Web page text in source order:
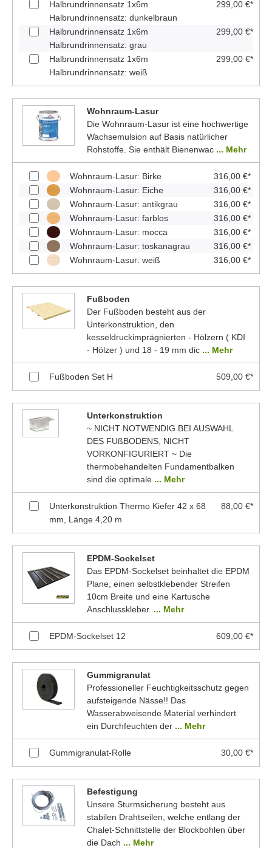
Halbrundrinnensatz 1x6m
Halbrundrinnensatz: dunkelbraun
299,00 €*
Halbrundrinnensatz 1x6m
Halbrundrinnensatz: grau
299,00 €*
Halbrundrinnensatz 1x6m
Halbrundrinnensatz: weiß
299,00 €*
Wohnraum-Lasur
Die Wohnraum-Lasur ist eine hochwertige
Wachsemulsion auf Basis natürlicher
Rohstoffe. Sie enthält Bienenwac ... Mehr
Wohnraum-Lasur: Birke
316,00 €*
Wohnraum-Lasur: Eiche
316,00 €*
Wohnraum-Lasur: antikgrau
316,00 €*
Wohnraum-Lasur: farblos
316,00 €*
Wohnraum-Lasur: mocca
316,00 €*
Wohnraum-Lasur: toskanagrau
316,00 €*
Wohnraum-Lasur: weiß
316,00 €*
Fußboden
Der Fußboden besteht aus der
Unterkonstruktion, den
kesseldruckimprägnierten - Hölzern ( KDI
- Hölzer ) und 18 - 19 mm dic ... Mehr
Fußboden Set H 509,00 €*
Unterkonstruktion
~ NICHT NOTWENDIG BEI AUSWAHL
DES FUßBODENS, NICHT
VORKONFIGURIERT ~ Die
thermobehandelten Fundamentbalken
sind die optimale ... Mehr
Unterkonstruktion Thermo Kiefer 42 x 68
mm, Länge 4,20 m
88,00 €*
EPDM-Sockelset
Das EPDM-Sockelset beinhaltet die EPDM
Plane, einen selbstklebender Streifen
10cm Breite und eine Kartusche
Anschlusskleber. ... Mehr
EPDM-Sockelset 12 609,00 €*
Gummigranulat
Professioneller Feuchtigkeitsschutz gegen
aufsteigende Nässe!! Das
Wasserabweisende Material verhindert
ein Durchfeuchten der ... Mehr
Gummigranulat-Rolle 30,00 €*
Befestigung
Unsere Sturmsicherung besteht aus
stabilen Drahtseilen, welche entlang der
Chalet-Schnittstelle der Blockbohlen über
die Dach ... Mehr